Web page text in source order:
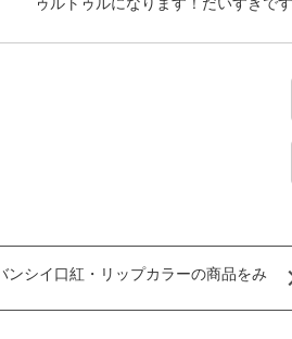
ゥルトゥルになります！だいすきです
ンシイ口紅・リップカラーの商品をみ